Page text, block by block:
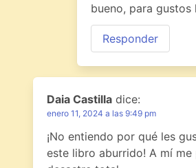
bueno, para gustos
Responder
Daia Castilla dice:
enero 11, 2024 a las 9:49 pm
¡No entiendo por qué les
este libro aburrido! A mí me